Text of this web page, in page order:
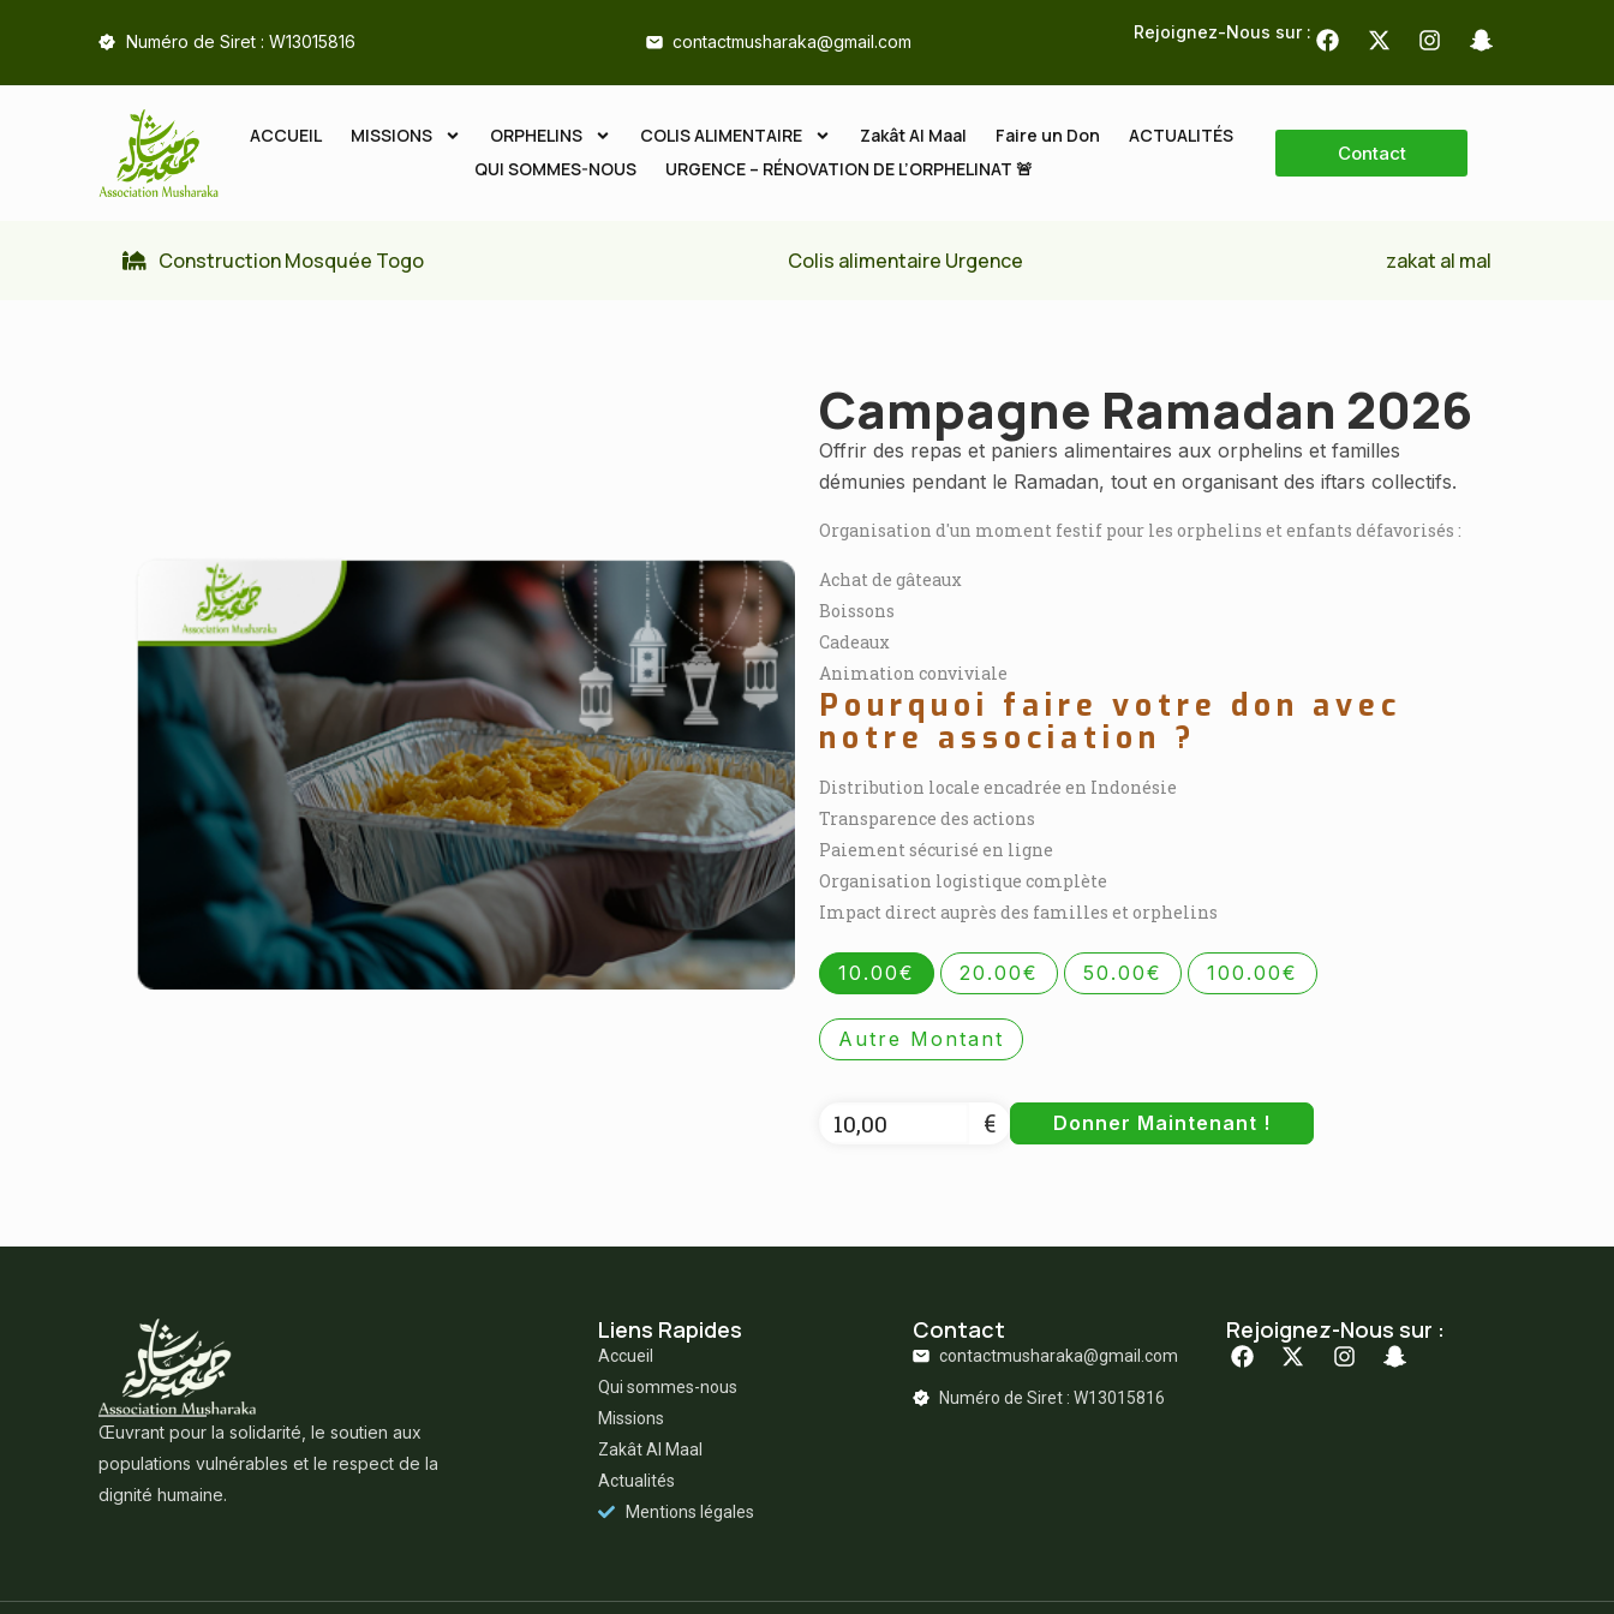
Numéro de Siret : W13015816 contactmusharaka@gmail.com Rejoignez-Nous sur :
ACCUEIL MISSIONS ORPHELINS COLIS ALIMENTAIRE Zakât Al Maal Faire un Don
ACTUALITÉS
QUI SOMMES-NOUS
URGENCE – RÉNOVATION DE L’ORPHELINAT 🚨
Contact
Construction Mosquée Togo Colis alimentaire Urgence zakat al mal
Campagne Ramadan 2026
Offrir des repas et paniers alimentaires aux orphelins et familles
démunies pendant le Ramadan, tout en organisant des iftars collectifs.
Organisation d'un moment festif pour les orphelins et enfants défavorisés :
Achat de gâteaux
Boissons
Cadeaux
Animation conviviale
Pourquoi faire votre don avec
notre association ?
Distribution locale encadrée en Indonésie
Transparence des actions
Paiement sécurisé en ligne
Organisation logistique complète
Impact direct auprès des familles et orphelins
€
10.00€ 20.00€ 50.00€ 100.00€
Autre Montant
Donner Maintenant !
Œuvrant pour la solidarité, le soutien aux
populations vulnérables et le respect de la
dignité humaine.
Liens Rapides
Accueil
Qui sommes-nous
Missions
Zakât Al Maal
Actualités
Mentions légales
Contact
contactmusharaka@gmail.com
Numéro de Siret : W13015816
Rejoignez-Nous sur :